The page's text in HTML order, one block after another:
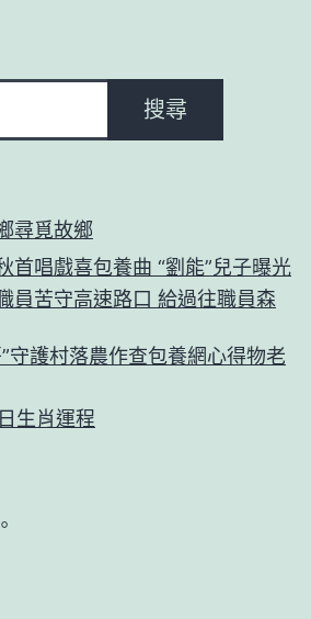
搜尋
尋覓故鄉
首唱戲喜包養曲 “劉能”兒子曝光
員苦守高速路口 給過往職員森
守護村落農作查包養網心得物老
生肖運程